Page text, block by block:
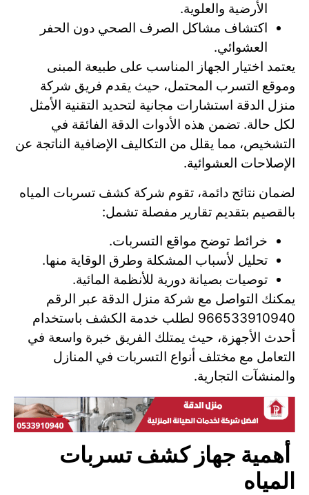
الأرضية والعلوية.
اكتشاف مشاكل الصرف الصحي دون الحفر
العشوائي.
يعتمد اختيار الجهاز المناسب على طبيعة المبنى
وموقع التسرب المحتمل، حيث يقدم فريق شركة
منزل الدقة استشارات مجانية لتحديد التقنية الأمثل
لكل حالة. تضمن هذه الأدوات الدقة الفائقة في
التشخيص، مما يقلل من التكاليف الإضافية الناتجة عن
الإصلاحات العشوائية.
لضمان نتائج دائمة، تقوم شركة كشف تسربات المياه
بالقصيم بتقديم تقارير مفصلة تشمل:
خرائط توضح مواقع التسربات.
تحليل لأسباب المشكلة وطرق الوقاية منها.
توصيات بصيانة دورية للأنظمة المائية.
يمكنك التواصل مع شركة منزل الدقة عبر الرقم
966533910940 لطلب خدمة الكشف باستخدام
أحدث الأجهزة، حيث يمتلك الفريق خبرة واسعة في
التعامل مع مختلف أنواع التسربات في المنازل
والمنشآت التجارية.
أهمية جهاز كشف تسربات
المياه